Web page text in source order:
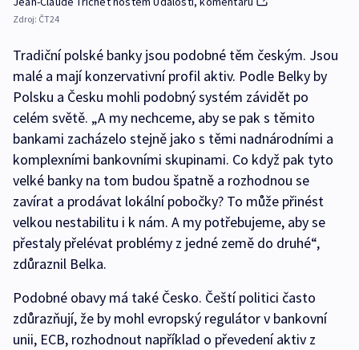
Zdroj: ČT24
Tradiční polské banky jsou podobné těm českým. Jsou
malé a mají konzervativní profil aktiv. Podle Belky by
Polsku a Česku mohli podobný systém závidět po
celém světě. „A my nechceme, aby se pak s těmito
bankami zacházelo stejně jako s těmi nadnárodními a
komplexními bankovními skupinami. Co když pak tyto
velké banky na tom budou špatně a rozhodnou se
zavírat a prodávat lokální pobočky? To může přinést
velkou nestabilitu i k nám. A my potřebujeme, aby se
přestaly přelévat problémy z jedné země do druhé“,
zdůraznil Belka.
Podobné obavy má také Česko. Čeští politici často
zdůrazňují, že by mohl evropský regulátor v bankovní
unii, ECB, rozhodnout například o převedení aktiv z